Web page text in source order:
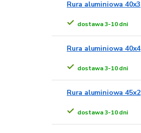
Rura aluminiowa 40x3
dostawa 3-10 dni
Rura aluminiowa 40x4
dostawa 3-10 dni
Rura aluminiowa 45x2
dostawa 3-10 dni